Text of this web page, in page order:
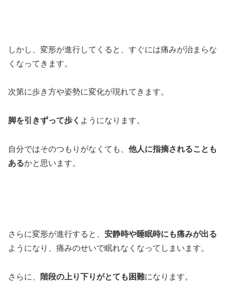
しかし、変形が進行してくると、すぐには痛みが治まらな
くなってきます。
次第に歩き方や姿勢に変化が現れてきます。
脚を引きずって歩く ようになります。
自分ではそのつもりがなくても、 他人に指摘されることも
あるかと思います。
さらに変形が進行すると、 安静時や睡眠時にも痛みが出る
ようになり、痛みのせいで眠れなくなってしまいます。
さらに、 階段の上り下りがとても困難になります。